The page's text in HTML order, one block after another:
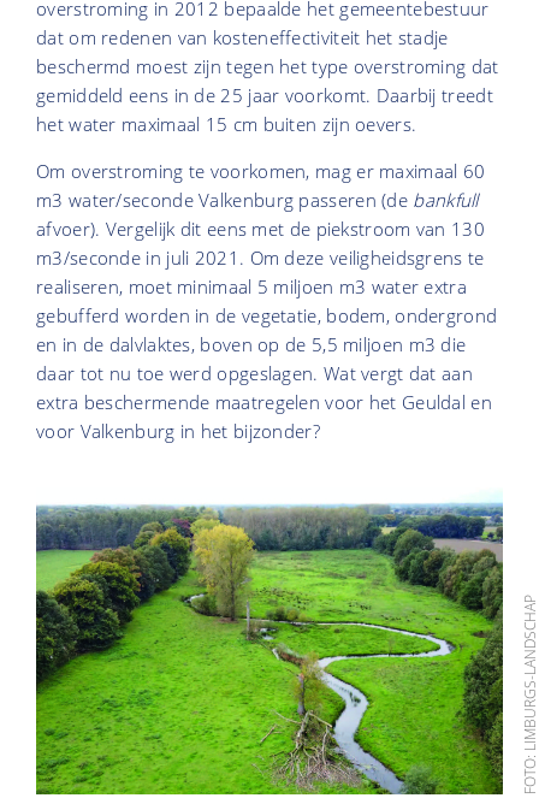
overstroming in 2012 bepaalde het gemeentebestuur
dat om redenen van kosteneffectiviteit het stadje
beschermd moest zijn tegen het type overstroming dat
gemiddeld eens in de 25 jaar voorkomt. Daarbij treedt
het water maximaal 15 cm buiten zijn oevers.
Om overstroming te voorkomen, mag er maximaal 60
m3 water/seconde Valkenburg passeren (de bankfull
afvoer). Vergelijk dit eens met de piekstroom van 130
m3/seconde in juli 2021. Om deze veiligheidsgrens te
realiseren, moet minimaal 5 miljoen m3 water extra
gebufferd worden in de vegetatie, bodem, ondergrond
en in de dalvlaktes, boven op de 5,5 miljoen m3 die
daar tot nu toe werd opgeslagen. Wat vergt dat aan
extra beschermende maatregelen voor het Geuldal en
voor Valkenburg in het bijzonder?
FOTO: LIMBURGS-LANDSCHAP